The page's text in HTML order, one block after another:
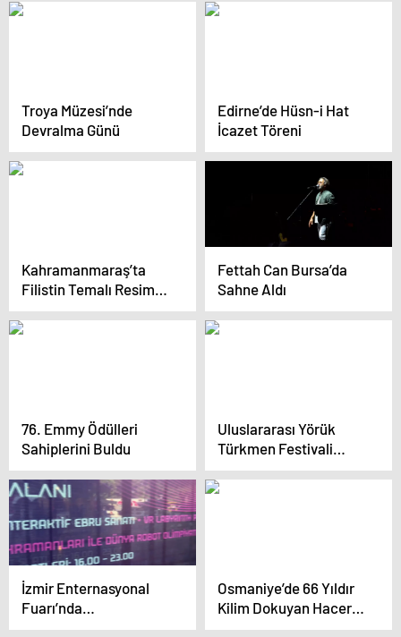
Troya Müzesi’nde
Devralma Günü
Edirne’de Hüsn-i Hat
İcazet Töreni
Kahramanmaraş’ta
Filistin Temalı Resim
Sergisi
Fettah Can Bursa’da
Sahne Aldı
76. Emmy Ödülleri
Sahiplerini Buldu
Uluslararası Yörük
Türkmen Festivali
Tamamlandı
İzmir Enternasyonal
Fuarı’nda
Sanatseverlere
Osmaniye’de 66 Yıldır
Kilim Dokuyan Hacer
Cafri